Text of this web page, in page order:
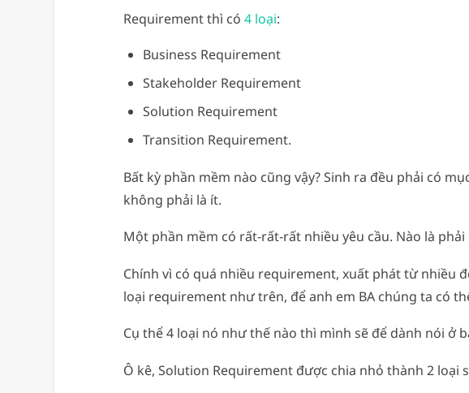
Requirement thì có 4 loại:
Business Requirement
Stakeholder Requirement
Solution Requirement
Transition Requirement.
Bất kỳ phần mềm nào cũng vậy? Sinh ra đều phải có
không phải là ít.
Một phần mềm có rất-rất-rất nhiều yêu cầu. Nào là
Chính vì có quá nhiều requirement, xuất phát từ nhiều
loại requirement như trên, để anh em BA chúng ta có
Cụ thể 4 loại nó như thế nào thì mình sẽ để dành nói ở
Ô kê, Solution Requirement được chia nhỏ thành 2 loại